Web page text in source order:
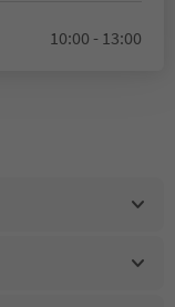
10:00 - 13:00